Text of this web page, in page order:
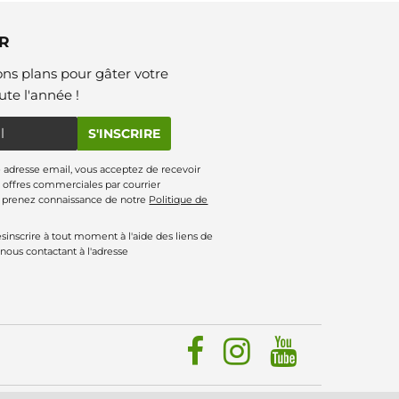
plans pour gâter votre
l'année !
S'INSCRIRE
email, vous acceptez de recevoir
offres commerciales par courrier
connaissance de notre Politique de
à tout moment à l'aide des liens de
contactant à l'adresse